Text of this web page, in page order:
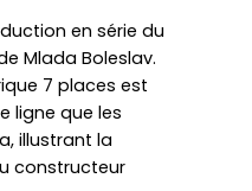
en série du
Mlada Boleslav.
7 places est
ligne que les
illustrant la
constructeur